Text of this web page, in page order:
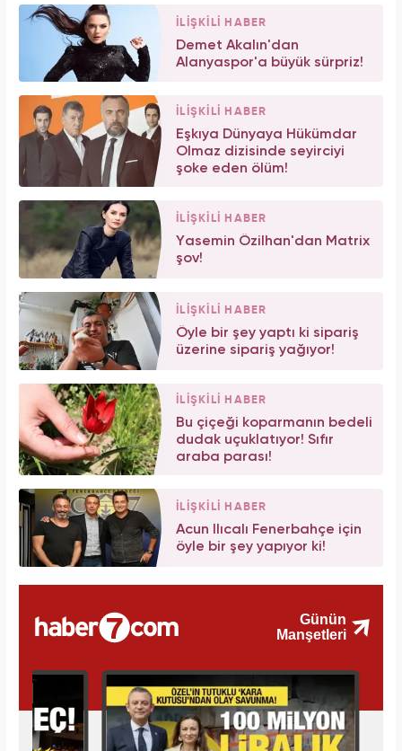
İLİŞKİLİ HABER
Demet Akalın'dan
Alanyaspor'a büyük sürpriz!
İLİŞKİLİ HABER
Eşkıya Dünyaya Hükümdar
Olmaz dizisinde seyirciyi
şoke eden ölüm!
İLİŞKİLİ HABER
Yasemin Özilhan'dan Matrix
şov!
İLİŞKİLİ HABER
Öyle bir şey yaptı ki sipariş
üzerine sipariş yağıyor!
İLİŞKİLİ HABER
Bu çiçeği koparmanın bedeli
dudak uçuklatıyor! Sıfır
araba parası!
İLİŞKİLİ HABER
Acun Ilıcalı Fenerbahçe için
öyle bir şey yapıyor ki!